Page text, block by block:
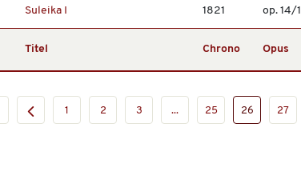
Suleika I 1821 op. 14/1
Titel Chrono Opus
1 2 3 ... 25 26 27